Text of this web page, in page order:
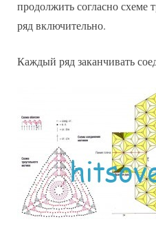
продолжить согласно схеме
ряд включительно.
Каждый ряд заканчивать